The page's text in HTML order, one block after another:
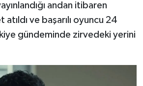
andan itibaren
ve başarılı oyuncu 24
gündeminde zirvedeki yerini